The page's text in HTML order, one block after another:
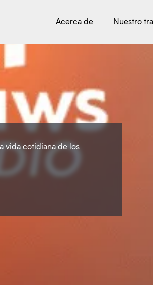
Acerca de Nuestro
vida cotidiana de los